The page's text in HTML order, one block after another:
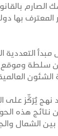
الصارم
المعترف بها
مبدأ
سلطة وموقع
الشئون
نهج يُرَكِّز
نتائج هذه
بين الشمال